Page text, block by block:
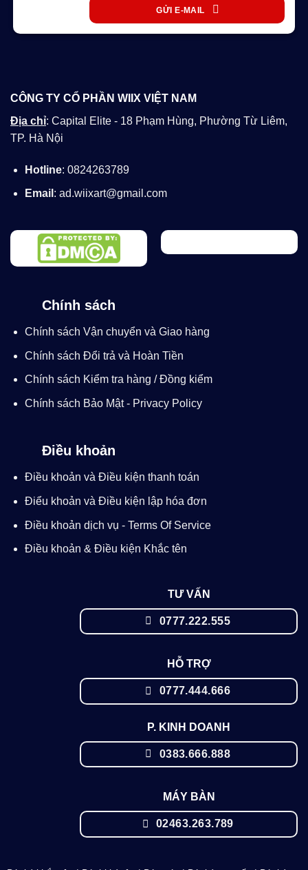
GỬI E-MAIL
CÔNG TY CỔ PHẦN WIIX VIỆT NAM
Địa chỉ: Capital Elite - 18 Phạm Hùng, Phường Từ Liêm,
TP. Hà Nội
Hotline: 0824263789
Email : ad.wiixart@gmail.com
Chính sách
Chính sách Vận chuyển và Giao hàng
Chính sách Đổi trả và Hoàn Tiền
Chính sách Kiểm tra hàng / Đồng kiểm
Chính sách Bảo Mật - Privacy Policy
Điều khoản
Điều khoản và Điều kiện thanh toán
Điểu khoản và Điều kiện lập hóa đơn
Điều khoản dịch vụ - Terms Of Service
Điều khoản & Điều kiện Khắc tên
TƯ VẤN
0777.222.555
HỖ TRỢ
0777.444.666
P. KINH DOANH
0383.666.888
MÁY BÀN
02463.263.789